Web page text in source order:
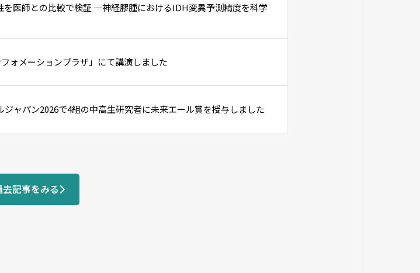
を医師との比較で検証 ―神経膠腫におけるIDH変異予測精度を科学
ォメーションプラザ」にて講演しました
ジャパン2026で4組の中高生研究者に未来エール賞を授与しました
去記事をみる